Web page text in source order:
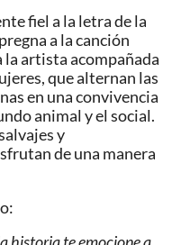
fiel a la letra de la
a la canción
la artista acompañada
que alternan las
en una convivencia
animal y el social.
y
de una manera